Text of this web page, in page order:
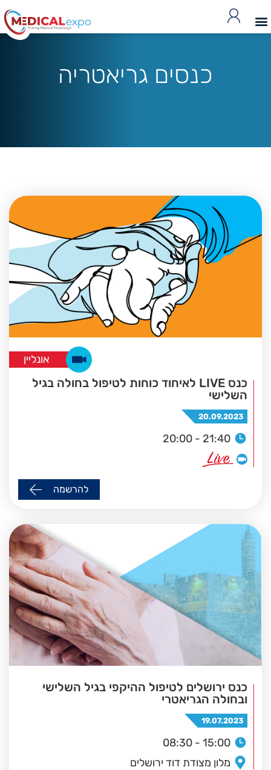
כנסים גריאטריה
אונליין
כנס LIVE לאיחוד כוחות לטיפול בחולה בגיל
השלישי
20.09.2023
20:00 - 21:40
להרשמה
כנס ירושלים לטיפול ההיקפי בגיל השלישי
ובחולה הגריאטרי
19.07.2023
08:30 - 15:00
מלון מצודת דוד ירושלים